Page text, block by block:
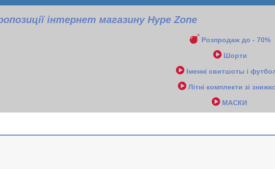
інтернет магазину Hype Zone
Розпродаж до - 70%
Шорти
Іменні свитшоты і
Літні комплекти зі
МАСКИ